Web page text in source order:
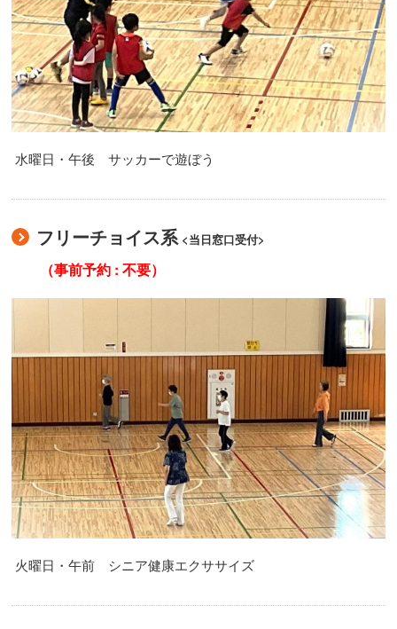
水曜日・午後 サッカーで遊ぼう
フリーチョイス系<当日窓口受付>
（事前予約 : 不要）
火曜日・午前 シニア健康エクササイズ